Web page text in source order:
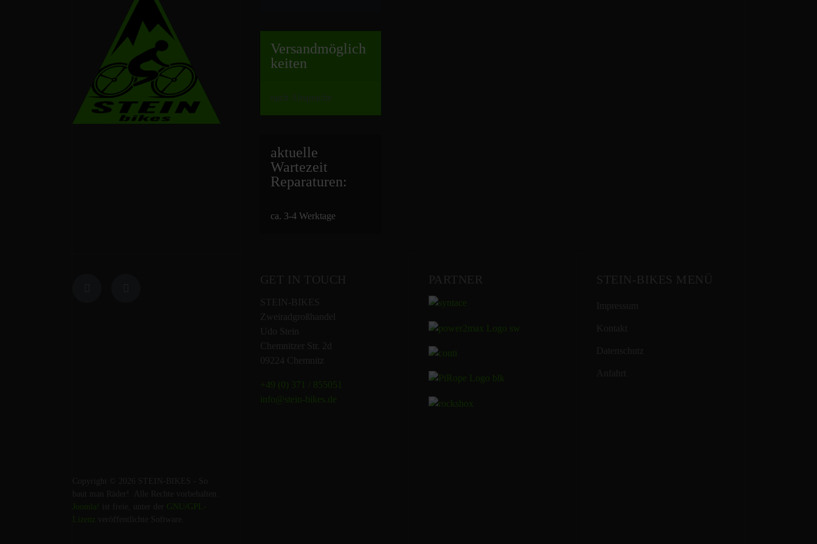
Versandmöglich
keiten
nach Absprache
aktuelle
Wartezeit
Reparaturen:
ca. 3-4 Werktage
Copyright © 2026 STEIN-BIKES - So
Joomla!
GNU/GPL-
Lizenz veröffentlichte Software.
GET IN TOUCH
STEIN-BIKES
Zweiradgroßhandel
Udo Stein
Chemnitzer Str. 2d
09224 Chemnitz
+49 (0) 371 / 855051
info@stein-bikes.de
PARTNER STEIN-BIKES MENÜ